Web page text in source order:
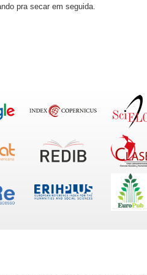
pra secar em seguida.